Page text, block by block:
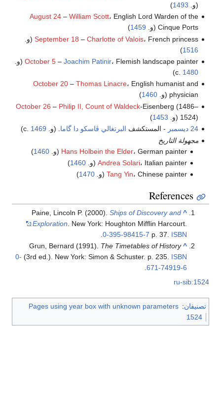
(و. 1493
)
August 24– William Scott، English Lord Warden of the
Cinque Ports (و.
1459
)
September 18 – Charlotte of Valois، French princess (و.
1516
)
October 5– Joachim Patinir
، Flemish landscape painter (و.
c. 1480
)
October 20– Thomas Linacre، English humanist and
physician (و.
1460
)
October 26 – Philip II, Count of Waldeck-Eisenberg (1486–
1524) (و.
1453
)
24 ديسمبر
- المستكشف البرتغالي ڤاسكو دا گاما. (و. c. 1469
)
مجهولة التاريخ
Hans Holbein the Elder، German painter (و. 1460
)
Andrea Solari، Italian painter (و. 1460
)
Tang Yin، Chinese painter (و. 1470
)
References
^
Paine, Lincoln P. (2000).Ships of Discovery and
Exploration . New York: Houghton Mifflin Harcourt.
p. 37. ISBN
0-395-98415-7
.
^
Grun, Bernard (1991). The Timetables of History
(3rd ed.). New York: Simon & Schuster. p. 235. ISBN
0-
671-74919-6
.
ru-sib:1524
تصنيفان:
Pages using year box with unknown parameters
1524